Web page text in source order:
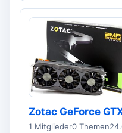
Zotac GeForce
1 Mitglieder0 Themen